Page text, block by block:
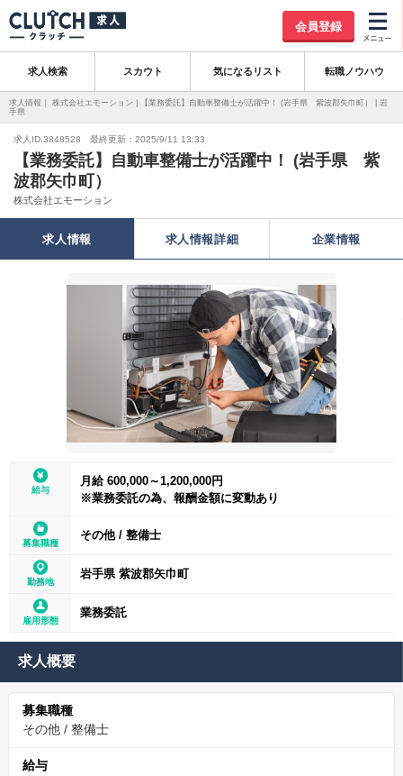
会員登録
求人検索 スカウト 気になるリスト 転職ノウハウ
求人情報｜ 株式会社エモーション | 【業務委託】自動車整備士が活躍中！ (岩手県 紫波郡矢巾町） | 岩
手県
求人ID.3848528 最終更新：2025/9/11 13:33
【業務委託】自動車整備士が活躍中！ (岩手県 紫
波郡矢巾町）
株式会社エモーション
求人情報 求人情報詳細 企業情報
給与
月給 600,000～1,200,000円
※業務委託の為、報酬金額に変動あり
募集職種
その他/ 整備士
勤務地
岩手県 紫波郡矢巾町
雇用形態
業務委託
求人概要
募集職種
その他 / 整備士
給与